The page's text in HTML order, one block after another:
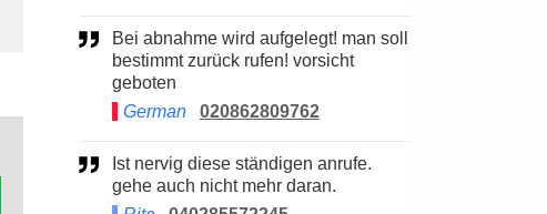
Bei abnahme wird aufgelegt! man soll
bestimmt zurück rufen! vorsicht
geboten
German
020862809762
gehe auch nicht mehr daran.